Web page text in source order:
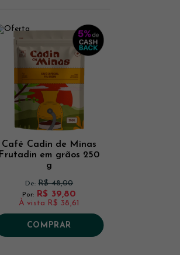
Café Cadin de Minas
Frutadin em grãos 250
g
De:R$ 48,00
Por: R$ 39,80
À vista R$ 38,61
COMPRAR